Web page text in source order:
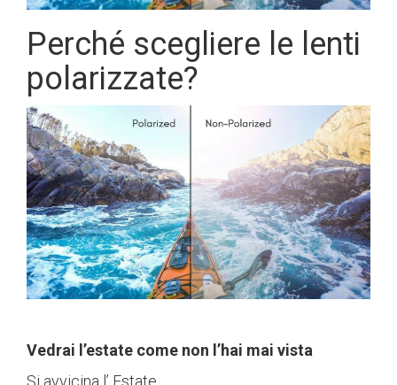
Perché scegliere le lenti
polarizzate?
Vedrai l’estate come non l’hai mai vista
Si avvicina l’ Estate.